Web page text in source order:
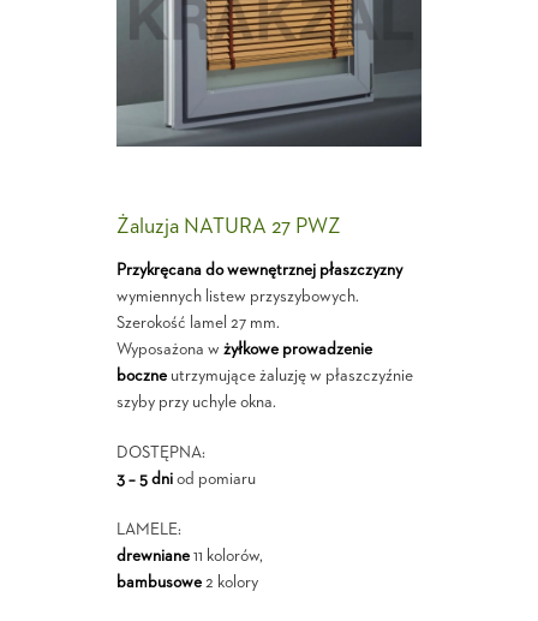
Żaluzja NATURA 27 PWZ
Przykręcana do wewnętrznej płaszczyzny
wymiennych listew przyszybowych.
Szerokość lamel 27 mm.
Wyposażona w żyłkowe prowadzenie
boczneutrzymujące żaluzję w płaszczyźnie
szyby przy uchyle okna.
DOSTĘPNA:
3 – 5 dniod pomiaru
LAMELE:
drewniane11 kolorów,
bambusowe2 kolory